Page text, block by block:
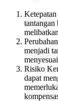
tantangan
menjadi
Risiko
dapat